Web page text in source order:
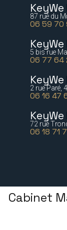
87 rue du
06 59 70
5 bis rue
06 77 64
2 rue Paré,
06 16 47
72 rue
06 18 71
Cabinet